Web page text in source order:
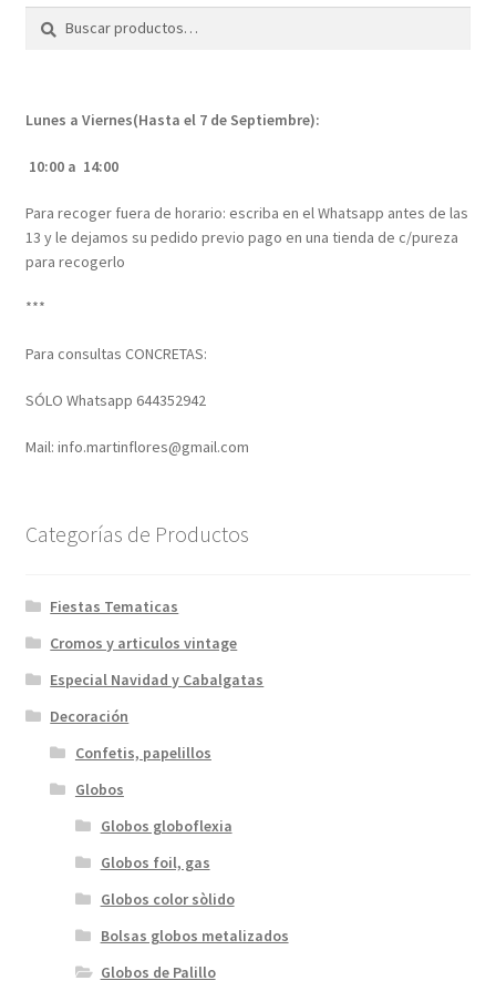
elegir
Buscar
Buscar
Lunes a Viernes(Hasta el 7 de Septiembre):
10:00 a 14:00
Para recoger fuera de horario: escriba en el Whatsapp antes de las
13 y le dejamos su pedido previo pago en una tienda de c/pureza
para recogerlo
***
Para consultas CONCRETAS:
SÓLO Whatsapp 644352942
Mail: info.martinflores@gmail.com
Categorías de Productos
Fiestas Tematicas
Cromos y articulos vintage
Especial Navidad y Cabalgatas
Decoración
Confetis, papelillos
Globos
Globos globoflexia
Globos foil, gas
Globos color sòlido
Bolsas globos metalizados
Globos de Palillo